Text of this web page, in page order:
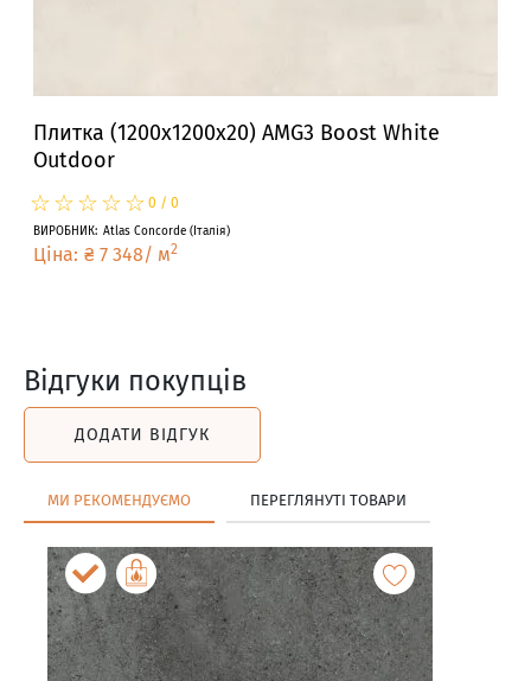
Плитка (1200x1200x20) AMG3 Boost White
Outdoor
☆
★☆
★☆
★☆
★☆
★ 0 / 0
ВИРОБНИК: Atlas Concorde ( Італія)
Ціна: ₴ 7 348/ м2
Відгуки покупців
ДОДАТИ ВІДГУК
МИ РЕКОМЕНДУЄМО ПЕРЕГЛЯНУТІ ТОВАРИ